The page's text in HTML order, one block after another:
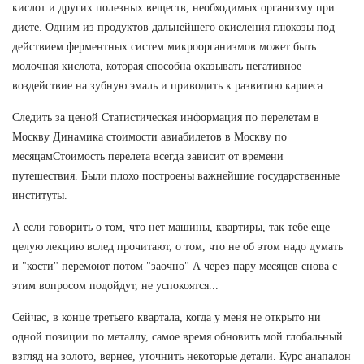
кислот и других полезных веществ, необходимых организму при
диете. Одним из продуктов дальнейшего окисления глюкозы под
действием ферментных систем микроорганизмов может быть
молочная кислота, которая способна оказывать негативное
воздействие на зубную эмаль и приводить к развитию кариеса.
Следить за ценой Статистическая информация по перелетам в
Москву Динамика стоимости авиабилетов в Москву по
месяцамСтоимость перелета всегда зависит от времени
путешествия. Были плохо построены важнейшие государственные
институты.
А если говорить о том, что нет машины, квартиры, так тебе еще
целую лекцию вслед прочитают, о том, что не об этом надо думать
и "кости" перемоют потом "заочно" А через пару месяцев снова с
этим вопросом подойдут, не успокоятся...
Сейчас, в конце третьего квартала, когда у меня не открыто ни
одной позиции по металлу, самое время обновить мой глобальный
взгляд на золото, вернее, уточнить некоторые детали. Курс анапалон